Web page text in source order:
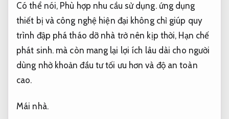
Có thể nói, Phù hợp nhu cầu sử dụng.ứng dụng
thiết bị và công nghệ hiện đại không chỉ giúp quy
trình đập phá tháo dỡ nhà trở nên kịp thời, Hạn chế
phát sinh. mà còn mang lại lợi ích lâu dài cho người
dùng nhờ khoản đầu tư tối ưu hơn và độ an toàn
cao.
Mái nhà.